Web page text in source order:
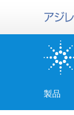
製品